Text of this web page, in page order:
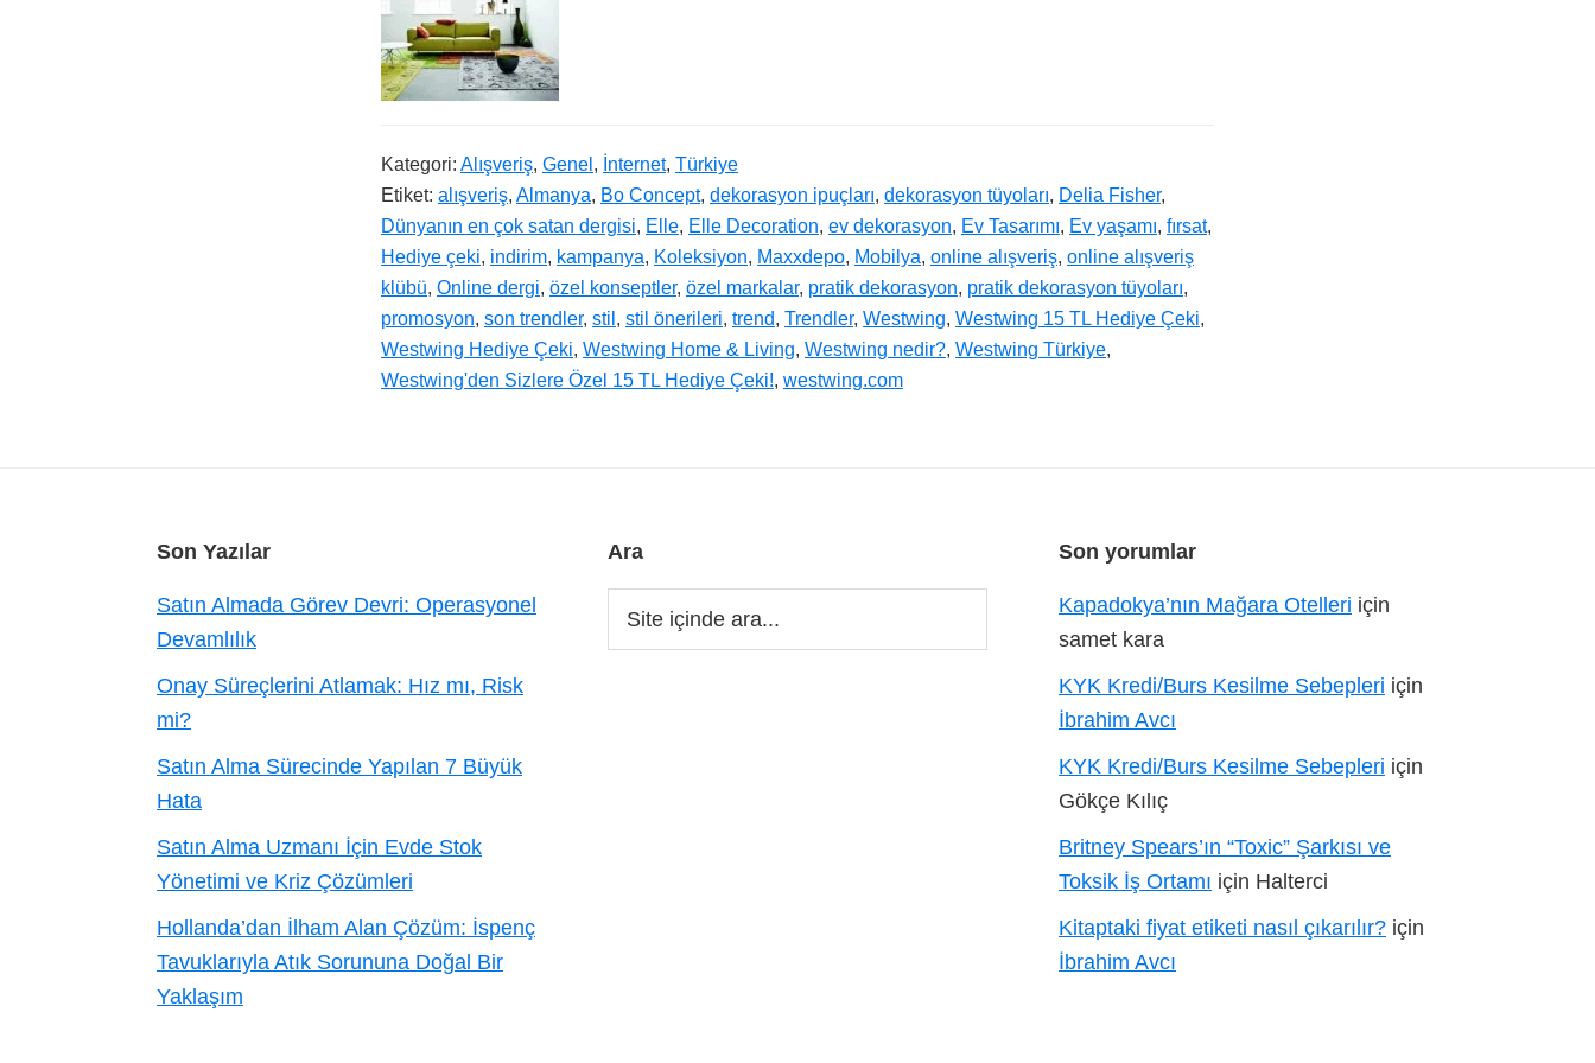
Kategori: Alışveriş, Genel , İnternet, Türkiye
Etiket: alışveriş, Almanya, Bo Concept, dekorasyon ipuçları, dekorasyon tüyoları, Delia Fisher,
Dünyanın en çok satan dergisi, Elle, Elle Decoration, ev dekorasyon, Ev Tasarımı, Ev yaşamı, fırsat,
Hediye çeki, indirim, kampanya, Koleksiyon, Maxxdepo, Mobilya, online alışveriş, online alışveriş
klübü, Online dergi, özel konseptler, özel markalar, pratik dekorasyon, pratik dekorasyon tüyoları,
promosyon, son trendler, stil , stil önerileri, trend, Trendler, Westwing, Westwing 15 TL Hediye Çeki,
Westwing Hediye Çeki, Westwing Home & Living, Westwing nedir?, Westwing Türkiye,
Westwing'den Sizlere Özel 15 TL Hediye Çeki!, westwing.com
Son Yazılar
Satın Almada Görev Devri: Operasyonel
Devamlılık
Onay Süreçlerini Atlamak: Hız mı, Risk
mi?
Satın Alma Sürecinde Yapılan 7 Büyük
Hata
Satın Alma Uzmanı İçin Evde Stok
Yönetimi ve Kriz Çözümleri
Hollanda’dan İlham Alan Çözüm: İspenç
Tavuklarıyla Atık Sorununa Doğal Bir
Yaklaşım
Ara Son yorumlar
Kapadokya’nın Mağara Otelleri için
samet kara
KYK Kredi/Burs Kesilme Sebepleri için
İbrahim Avcı
KYK Kredi/Burs Kesilme Sebepleri için
Gökçe Kılıç
Britney Spears’ın “Toxic” Şarkısı ve
Toksik İş Ortamı için Halterci
Kitaptaki fiyat etiketi nasıl çıkarılır? için
İbrahim Avcı